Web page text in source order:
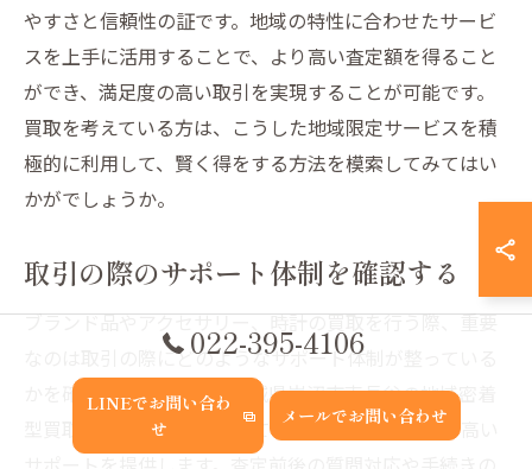
やすさと信頼性の証です。地域の特性に合わせたサービ
スを上手に活用することで、より高い査定額を得ること
ができ、満足度の高い取引を実現することが可能です。
買取を考えている方は、こうした地域限定サービスを積
極的に利用して、賢く得をする方法を模索してみてはい
かがでしょうか。
取引の際のサポート体制を確認する
ブランド品やアクセサリー、時計の買取を行う際、重要
なのは取引の際にどのようなサポート体制が整っている
かを確認することです。宮城県岩沼市南長谷の地域密着
型買取業者は、顧客に対して丁寧な説明と信頼性の高い
022-395-4106
LINEでお問い合わ
せ
メールでお問い合わせ